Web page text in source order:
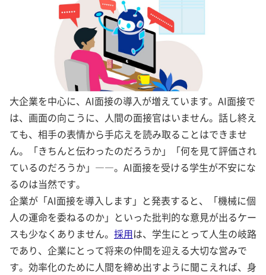
大企業を中心に、AI面接の導入が増えています。AI面接で
は、画面の向こうに、人間の面接官はいません。話し終え
ても、相手の表情から手応えを読み取ることはできませ
ん。「きちんと伝わったのだろうか」「何を見て評価され
ているのだろうか」――。AI面接を受ける学生が不安にな
るのは当然です。
企業が「AI面接を導入します」と発表すると、「機械に個
人の運命を委ねるのか」といった批判的な意見が出るケー
スも少なくありません。 採用は、学生にとって人生の岐路
であり、企業にとって将来の仲間を迎える大切な営みで
す。効率化のために人間を締め出すように聞こえれば、身